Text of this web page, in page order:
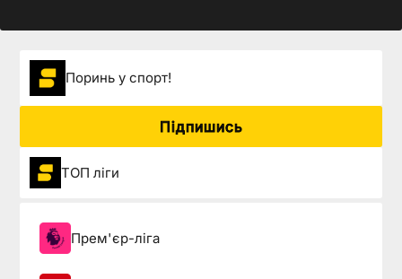
Поринь у спорт!
Підпишись
ТОП ліги
Прем'єр-ліга